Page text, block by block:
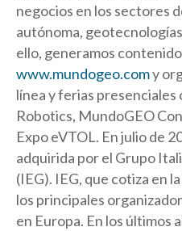
negocios en los sectores
autónoma,
ello, generamos
www.mundogeo.comy
línea y ferias
Robotics, MundoGEO
Expo eVTOL. En julio de
adquirida por el Grupo
(IEG). IEG, que cotiza en
los principales
en Europa. En los últimos